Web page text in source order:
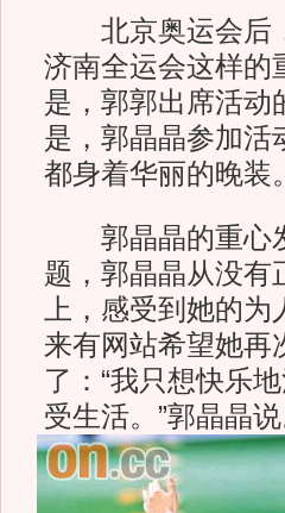
北京奥运会后，
济南全运会这样的
是，郭郭出席活动
是，郭晶晶参加活
都身着华丽的晚装。
郭晶晶的重心发
题，郭晶晶从没有
上，感受到她的
来有网站希望她再
了：“我只想快乐
受生活。”郭晶晶说